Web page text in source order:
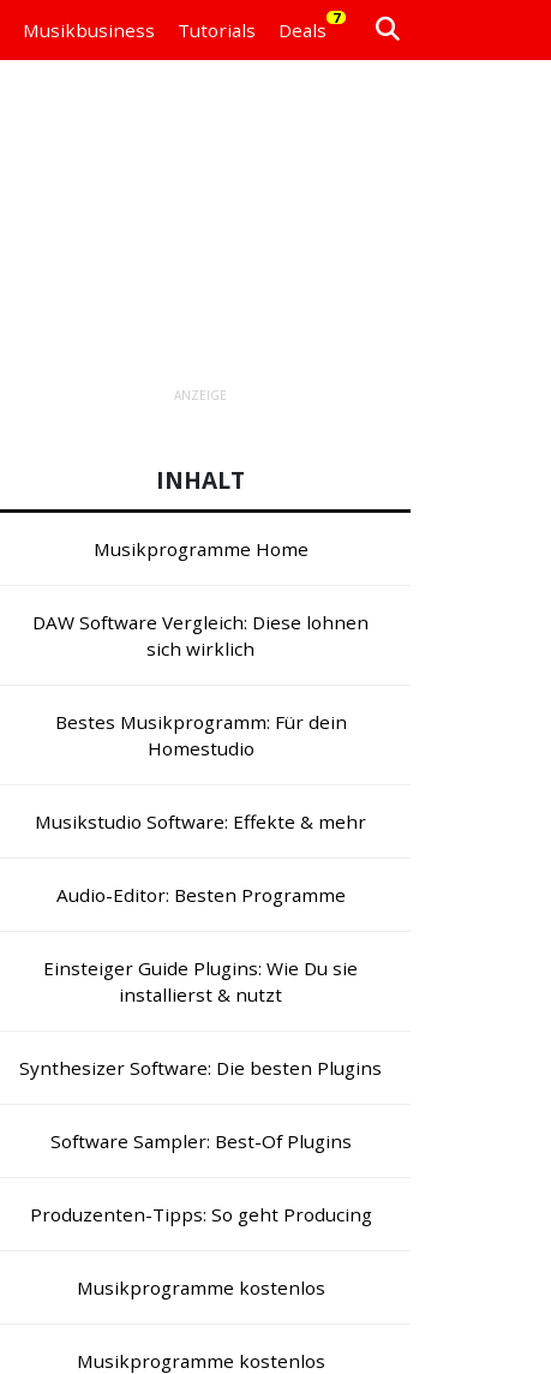
Musikbusiness Tutorials Deals
7
ANZEIGE
INHALT
Musikprogramme Home
DAW Software Vergleich: Diese lohnen
sich wirklich
Bestes Musikprogramm: Für dein
Homestudio
Musikstudio Software: Effekte & mehr
Audio-Editor: Besten Programme
Einsteiger Guide Plugins: Wie Du sie
installierst & nutzt
Synthesizer Software: Die besten Plugins
Software Sampler: Best-Of Plugins
Produzenten-Tipps: So geht Producing
Musikprogramme kostenlos
Musikprogramme kostenlos